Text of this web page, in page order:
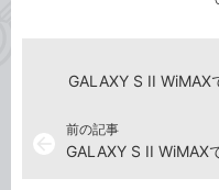
前の記事
GALAXY S II WiMAX